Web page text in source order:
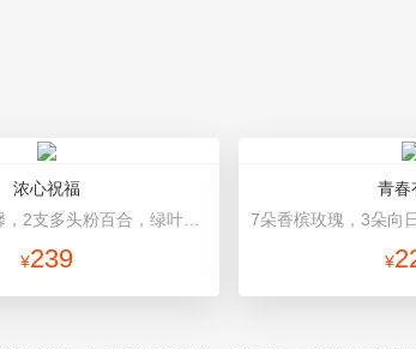
浓心祝福
¥239
青春
¥